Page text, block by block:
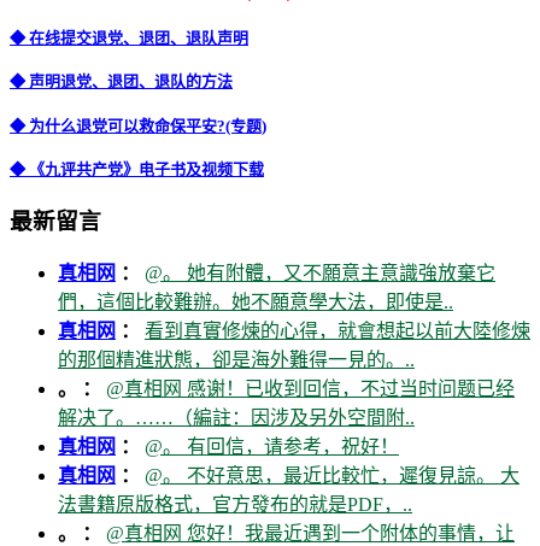
◆ 在线提交退党、退团、退队声明
◆ 声明退党、退团、退队的方法
◆ 为什么退党可以救命保平安?(专题)
◆ 《九评共产党》电子书及视频下载
最新留言
真相网 ： @。 她有附體，又不願意主意識強放棄它
們，這個比較難辦。她不願意學大法，即使是..
真相网 ： 看到真實修煉的心得，就會想起以前大陸修煉
的那個精進狀態，卻是海外難得一見的。..
。 ： @真相网 感谢！已收到回信，不过当时问题已经
解决了。……（編註：因涉及另外空間附..
真相网 ： @。 有回信，请参考，祝好！
真相网 ： @。 不好意思，最近比較忙，遲復見諒。 大
法書籍原版格式，官方發布的就是PDF，..
。 ： @真相网 您好！我最近遇到一个附体的事情，让